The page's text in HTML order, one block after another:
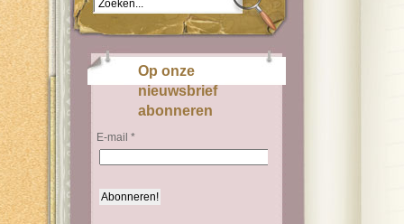
Op onze
nieuwsbrief
abonneren
E-mail *